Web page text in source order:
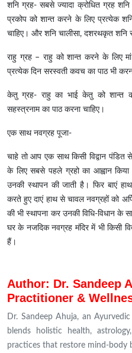
शनि ग्रह- सबसे ज्यादा क्रोधित ग्रह
प्रकोप को शान्त करने के लिए प्रत्येक
चाहिए। और शनि चालीसा, दशरथकृत शनि
राहु ग्रह – राहु को शान्त करने के लिए
प्रत्येक दिन सरस्वती कवच का पाठ भी
केतु ग्रह- राहु का भाई केतु को
सहस्त्रनाम का पाठ करना चाहिए।
एक साथ नवग्रह पूजा-
चाहे तो आप एक साथ किसी विद्वान
के लिए सबसे पहले ग्रहो का आह्वान
उनकी स्थापन की जाती है। फिर बाएं
करते हुए दाएं हाथ से चावल नवग्रहों को
की भी स्थापना कर उनकी विधि-विधान
घर के नजदिक नवग्रह मंदिर में भी किसी
हैं।
Author: Dr. Sandeep
Practitioner &
Dr. Sandeep Ahuja, an
blends holistic health,
practices that restore mind-body